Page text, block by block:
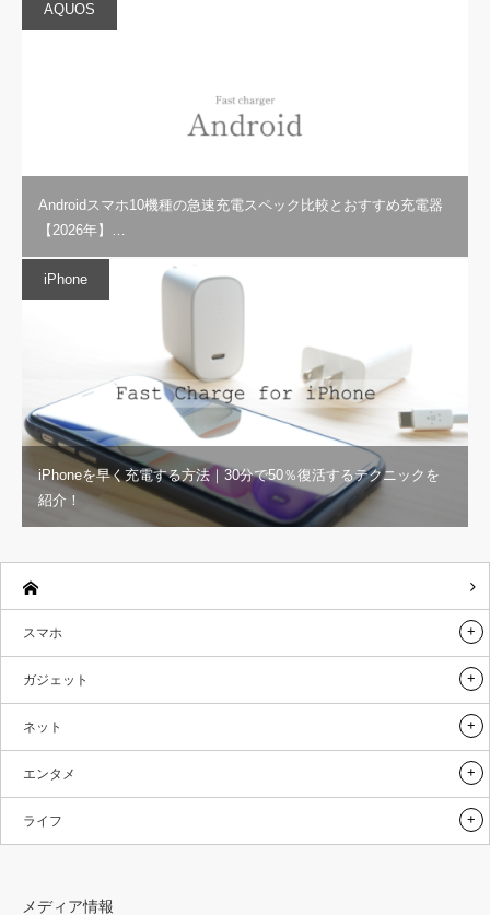
AQUOS
Androidスマホ10機種の急速充電スペック比較とおすすめ充電器
【2026年】…
iPhone
iPhoneを早く充電する方法｜30分で50％復活するテクニックを
紹介！
スマホ
ガジェット
ネット
エンタメ
ライフ
メディア情報